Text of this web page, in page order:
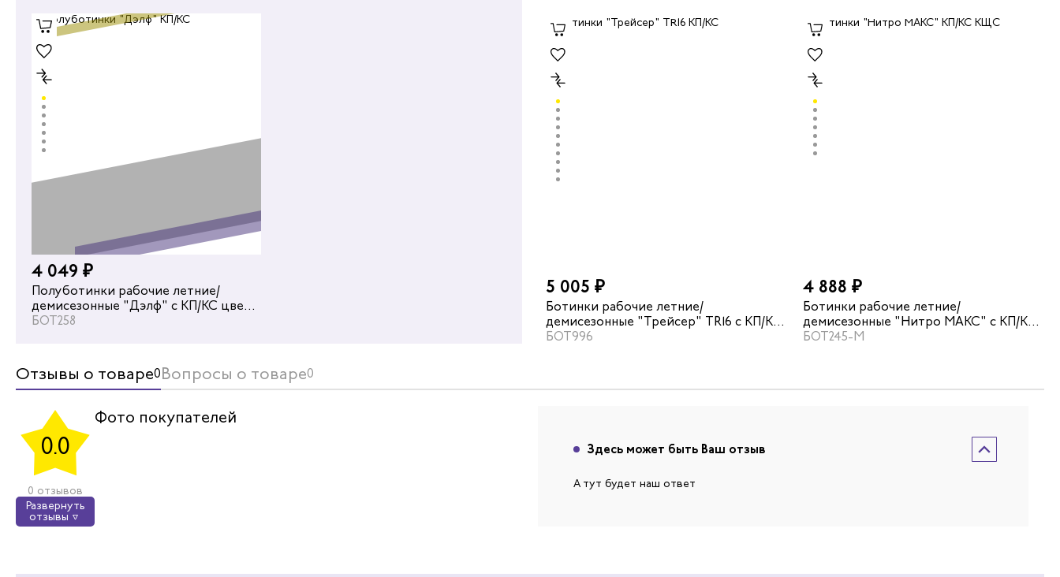
4 049 ₽
Полуботинки рабочие летние/
демисезонные "Дэлф" с КП/КС цвет
черный/бежевый
БОТ258
5 005 ₽
Ботинки рабочие летние/
демисезонные "Трейсер" TR16 с КП/КС
цвет черный
БОТ996
4 888 ₽
Ботинки рабочие летние/
демисезонные "Нитро МАКС" с КП/КС
КЩС цвет черный
БОТ245-М
Отзывы о товаре0Вопросы о товаре0
0.0
0 отзывов
Развернуть
отзывы
Фото покупателей
Здесь может быть Ваш отзыв
А тут будет наш ответ